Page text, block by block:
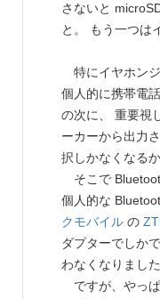
さないと
と。 もう一つは
特にイヤホンジ
個人的に携帯電
の次に、 重要視
ーカーから出力
択しかなくなるか
そこで
個人的な
クモバイル の
ダプターでしか
わなくなりました
ですが、やっ